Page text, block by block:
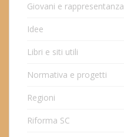
Giovani e rappresentanza
Idee
Libri e siti utili
Normativa e progetti
Regioni
Riforma SC